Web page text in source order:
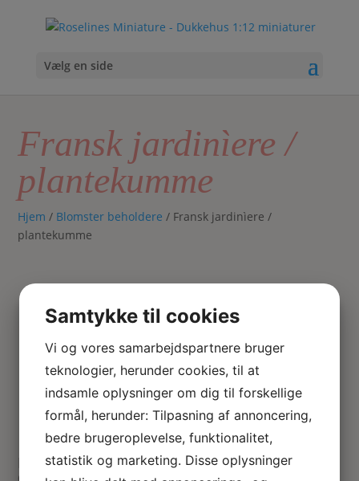
Vælg en side
Fransk jardinìere /
plantekumme
Hjem / Blomster beholdere / Fransk jardinìere /
plantekumme
Fransk jardinìere /
plantekumme
Miniature Fransk jardinìere til 1:12
dukkehus
Samtykke til cookies
Vi og vores samarbejdspartnere bruger
teknologier, herunder cookies, til at
indsamle oplysninger om dig til forskellige
formål, herunder: Tilpasning af annoncering,
bedre brugeroplevelse, funktionalitet,
statistik og marketing. Disse oplysninger